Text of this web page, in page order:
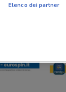
Elenco dei partner